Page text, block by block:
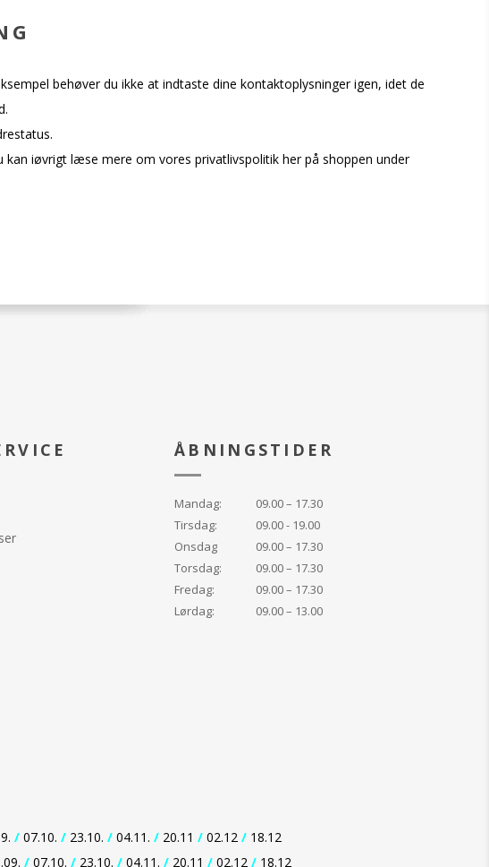
behøver du ikke at indtaste dine kontaktoplysninger igen, idet de
iøvrigt læse mere om vores privatlivspolitik her på shoppen under
ÅBNINGSTIDER
Mandag:
09.00 – 17.30
Tirsdag:
09.00 - 19.00
Onsdag
09.00 – 17.30
Torsdag:
09.00 – 17.30
Fredag:
09.00 – 17.30
Lørdag:
09.00 – 13.00
/07.10. /23.10. /04.11. /20.11 /02.12 /18.12
/ 07.10. / 23.10. / 04.11. / 20.11 / 02.12 / 18.12